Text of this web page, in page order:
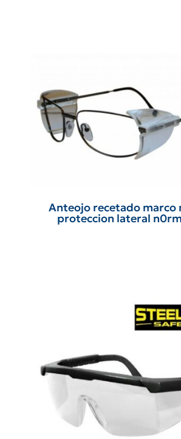
Anteojo recetado marco
proteccion lateral